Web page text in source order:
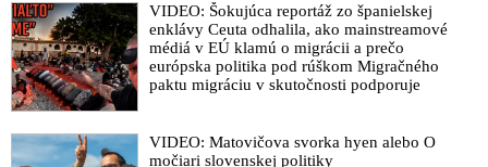
VIDEO: Šokujúca reportáž zo španielskej
enklávy Ceuta odhalila, ako mainstreamové
médiá v EÚ klamú o migrácii a prečo
európska politika pod rúškom Migračného
paktu migráciu v skutočnosti podporuje
VIDEO: Matovičova svorka hyen alebo O
močiari slovenskej politiky